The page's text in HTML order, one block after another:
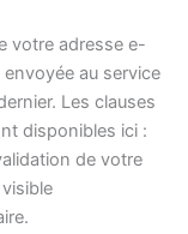
votre adresse e-
au service
Les clauses
disponibles ici :
de votre